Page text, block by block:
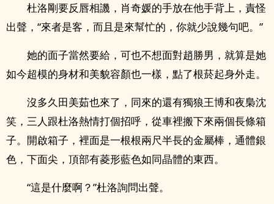
杜洛剛要反唇相譏，肖奇媛的手放在他手背上，責怪
出聲，“來者是客，而且是來幫忙的，你就少說幾句吧。”
她的面子當然要給，可也不想面對趙勝男，就算是她
如今超模的身材和美貌容顏也一樣，點了根菸起身外走。
沒多久田美茹也來了，同來的還有獨狼王博和夜梟沈
笑，三人跟杜洛熱情打個招呼，從車裡搬下來兩個長條箱
子。開啟箱子，裡面是一根根兩尺半長的金屬棒，通體銀
色，下面尖，頂部有菱形藍色如同晶體的東西。
“這是什麼啊？”杜洛詢問出聲。